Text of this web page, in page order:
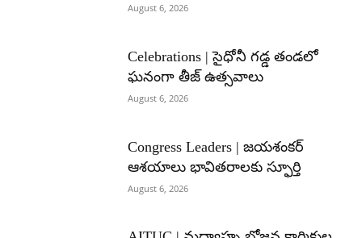
August 6, 2026
Celebrations | సైధోనీ గడ్డ తండలో
ఘనంగా తీజ్ ఉత్సవాలు
August 6, 2026
Congress Leaders | జయశంకర్
ఆశయాలు భావితరాలకు స్ఫూర్తి
August 6, 2026